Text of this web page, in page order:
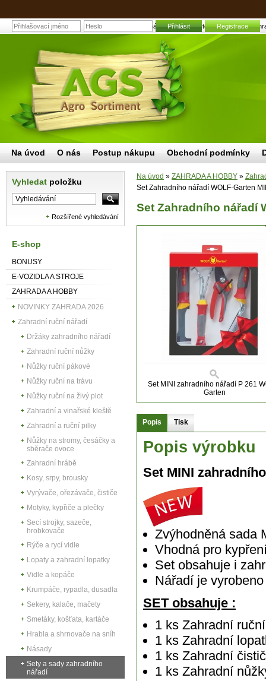
Set Zahradního nářadí WOLF-Garten MINI P 261 |
Přihlásit Registrace
Vyhledat položku
Rozšířené vyhledávání
E-shop
BONUSY
E-VOZIDLA A STROJE
ZAHRADA A HOBBY
NOVINKY ZAHRADA 2026
Zahradní ruční nářadí
Držáky zahradního nářadí
Zahradní ruční nůžky
Nůžky ruční pákové
Nůžky ruční na trávu
Nůžky ruční na živý plot
Zahradní a vinařské kleště
Zahradní a ruční pilky
Nůžky na stromy, česáčky a
sběrače ovoce
Zahradní hrábě
Kosy, srpy, brousky
Vyrývače, ořezávače, čističe
Motyky, kypřiče a plečky
Secí strojky, sazeče,
hrobkovače
Rýče a rycí vidle
Lopaty a zahradní lopatky
Vidle a kopáče
Krumpáče, rypadla, dusadla
Sekery, kalače, mačety
Smetáky, košťata, kartáče
Hrabla a shrnovače na sníh
Násady
Sety a sady zahradního
nářadí
Na úvod » ZAHRADA A HOBBY »
Set Zahradního nářadí WOLF-Garten
Set Zahradního nářadí
Set MINI zahradního nářadí P 261
Garten
Popis Tisk
Popis výrobku
Set MINI
Zvýhodněná sada
Vhodná pro
Set obsahuje i
Nářadí je
SET obsahuje :
1 ks Zahradní
1 ks Zahradní
1 ks Zahradní
1 ks Zahradní
Na úvod O nás Postup nákupu Obchodní podmínky